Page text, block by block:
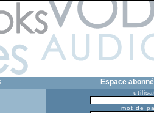
Espace
mot de